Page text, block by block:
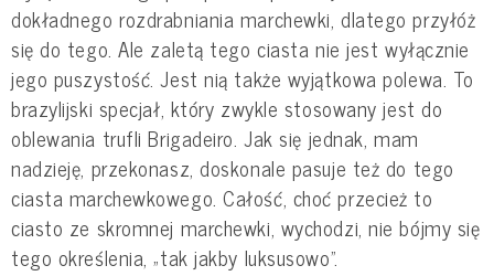
dokładnego rozdrabniania marchewki, dlatego przyłóż
się do tego. Ale zaletą tego ciasta nie jest wyłącznie
jego puszystość. Jest nią także wyjątkowa polewa. To
brazylijski specjał, który zwykle stosowany jest do
oblewania trufli Brigadeiro. Jak się jednak, mam
nadzieję, przekonasz, doskonale pasuje też do tego
ciasta marchewkowego. Całość, choć przecież to
ciasto ze skromnej marchewki, wychodzi, nie bójmy się
tego określenia, „tak jakby luksusowo”.